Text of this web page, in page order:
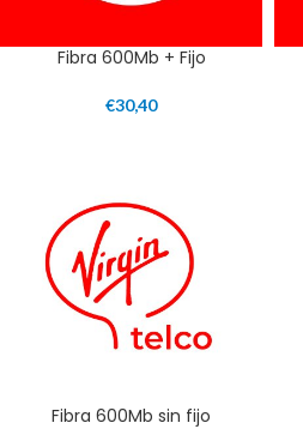
Fibra 600Mb + Fijo
€30,40
Fibra 600Mb sin fijo